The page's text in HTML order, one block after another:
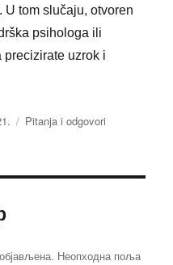
. U tom slučaju, otvoren
psihologa ili
precizirate uzrok i
Категорије
Pitanja i odgovori
Неопходна поља